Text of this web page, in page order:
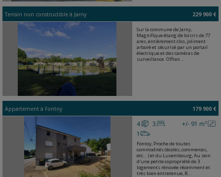
Terrain non constructible à Jarny 229 900 €
Sur la commune de Jarny,
Magnifique étang de loisirs de 77
ares, entièrement clos, joliment
arboré et sécurisé par un portail
électrique et des caméras de
surveillance. Offran...
Appartement à Fontoy 179 900 €
+/- 91 m²
4
3
1
Fontoy, Proche de toutes
commodités (écoles, commerces,
etc...) et du Luxembourg, Au sein
d'une petite copropriété de 3
logements rénovée récemment et
très bien entretenue, B...